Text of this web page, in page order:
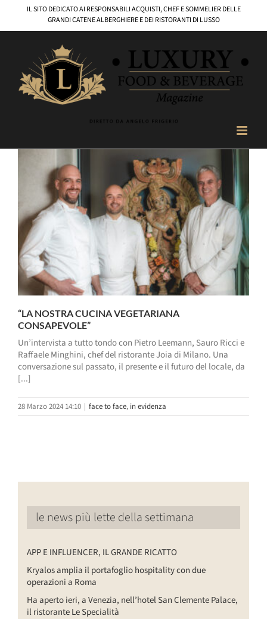
contenuto
IL SITO DEDICATO AI RESPONSABILI ACQUISTI, CHEF E SOMMELIER DELLE
GRANDI CATENE ALBERGHIERE E DEI RISTORANTI DI LUSSO
“LA NOSTRA CUCINA VEGETARIANA
CONSAPEVOLE”
Un’intervista a tutto tondo con Pietro Leemann, Sauro Ricci e
Raffaele Minghini, chef del ristorante Joia di Milano. Una
conversazione sul passato, il presente e il futuro del locale, da
[...]
28 Marzo 2024 14:10 | face to face, in evidenza
le news più lette della settimana
APP E INFLUENCER, IL GRANDE RICATTO
Kryalos amplia il portafoglio hospitality con due
operazioni a Roma
Ha aperto ieri, a Venezia, nell’hotel San Clemente Palace,
il ristorante Le Specialità